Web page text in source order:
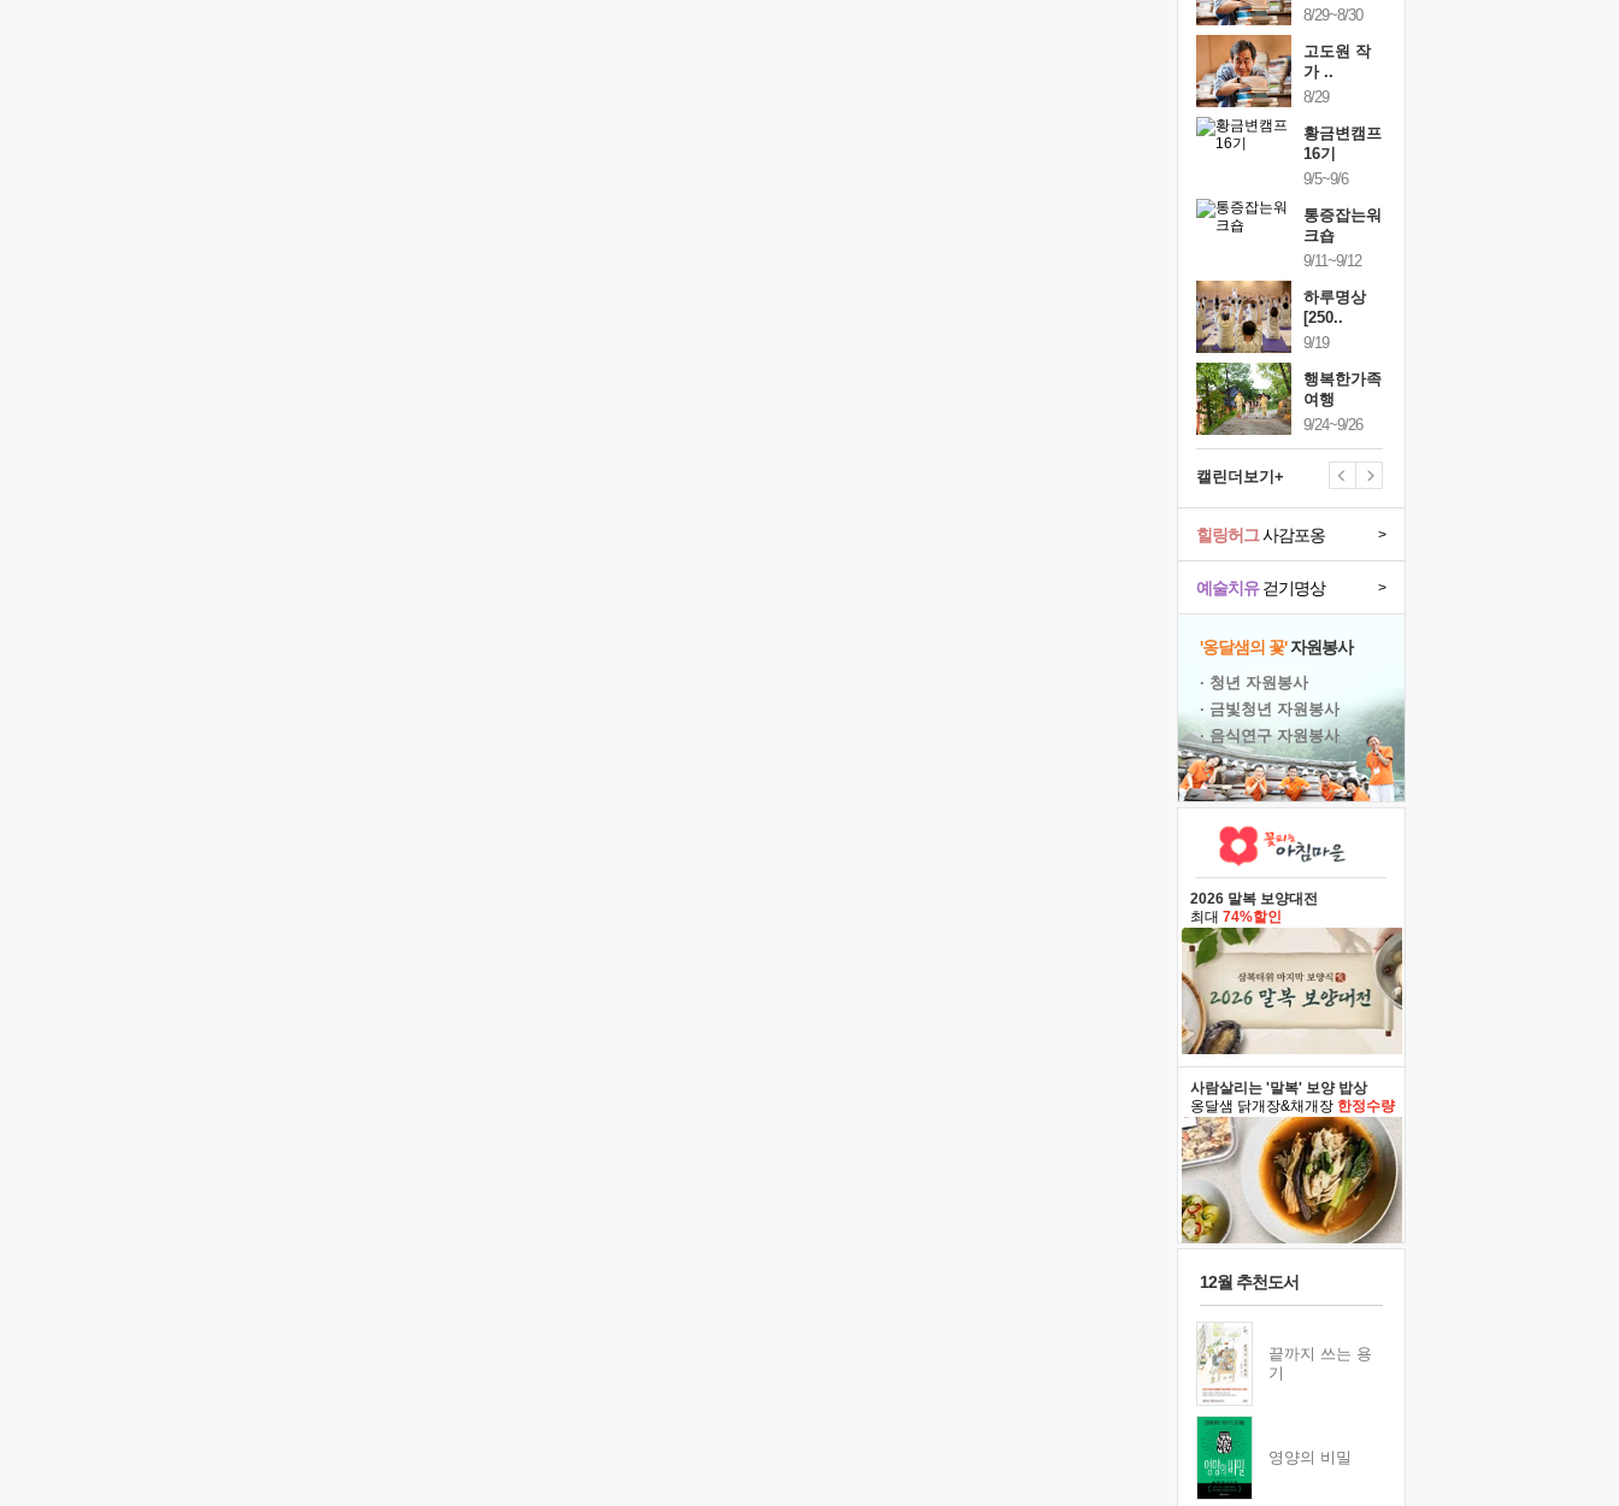
8/29~8/30
고도원 작
가 ..
8/29
황금변캠프
16기
9/5~9/6
통증잡는워
크숍
9/11~9/12
하루명상
[250..
9/19
행복한가족
여행
9/24~9/26
캘린더보기+
예술치유걷기명상 >
힐링허그사감포옹 >
'옹달샘의 꽃'자원봉사
· 청년 자원봉사
· 금빛청년 자원봉사
· 음식연구 자원봉사
2026 말복 보양대전
최대 74%할인
사람살리는 '말복' 보양 밥상
옹달샘 닭개장&채개장 한정수량
12월 추천도서
끝까지 쓰는 용
기
영양의 비밀